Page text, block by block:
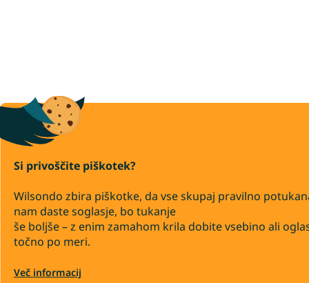
Si privoščite piškotek?
Wilsondo zbira piškotke, da vse skupaj pravilno
nam daste soglasje, bo tukanje
še boljše – z enim zamahom krila dobite vsebino ali
točno po meri.
Več informacij